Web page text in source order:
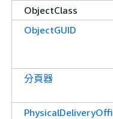
ObjectClass
ObjectGUID
分頁器